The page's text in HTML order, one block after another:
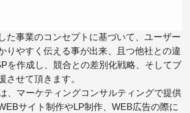
た事業のコンセプトに基づいて、ユーザー
りやすく伝える事が出来、且つ他社との違
を作成し、競合との差別化戦略、そしてブ
させて頂きます。
、マーケティングコンサルティングで提供
サイト制作やLP制作、WEB広告の際に